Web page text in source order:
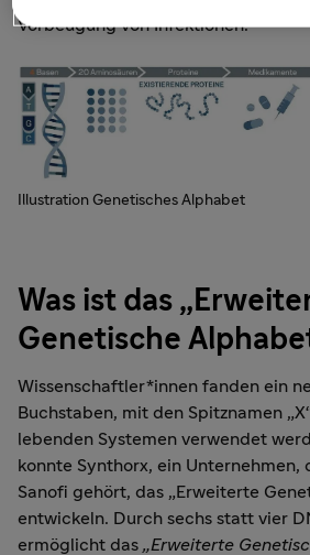
Vorbeugung von Infektionen.
Illustration Genetisches Alphabet
Was ist das
Genetische
Wissenschaftler*innen fanden ein
Buchstaben, mit den Spitznamen
lebenden Systemen verwendet
konnte Synthorx, ein Unternehmen,
Sanofi gehört, das „Erweiterte
entwickeln. Durch sechs statt vier
ermöglicht das „Erweiterte